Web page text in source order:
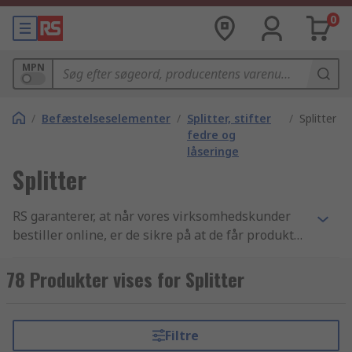
0
MPN
/ Befæstelseselementer / Splitter, stifter
fedre og
låseringe
/ Splitter
Splitter
RS garanterer, at når vores virksomhedskunder
bestiller online, er de sikre på at de får produkter
sikkerhedsstandarder - vores omdømme er
bygget på god kundeservice. Vores udvalg af
fastholdelse og Befæstelseselementer varer er et
af de bedste indenfor branchen. Vi har en super
78 Produkter vises for Splitter
Filtre